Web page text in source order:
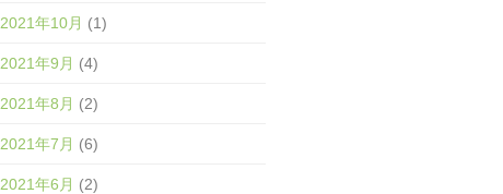
2021年10月 (1)
2021年9月 (4)
2021年8月 (2)
2021年7月 (6)
2021年6月 (2)